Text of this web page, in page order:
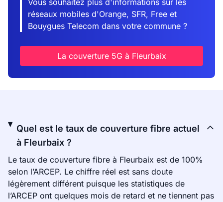
Vous souhaitez plus d'informations sur les
réseaux mobiles d'Orange, SFR, Free et
Bouygues Telecom dans votre commune ?
La couverture 5G à Fleurbaix
Quel est le taux de couverture fibre actuel
à Fleurbaix ?
Le taux de couverture fibre à Fleurbaix est de 100%
selon l’ARCEP. Le chiffre réel est sans doute
légèrement différent puisque les statistiques de
l’ARCEP ont quelques mois de retard et ne tiennent pas